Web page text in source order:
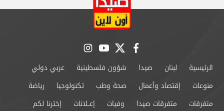
facebook
twitter
youtube
instagram
الرئيسية لبنان صيدا شؤون فلسطينية
عربي دولي
منوعات
إقتصاد وأعمال صحة وطب تكنولوجيا
رياضة
متفرقات
متفرقات صيدا وفيات إعــلانات إخترنا لكم